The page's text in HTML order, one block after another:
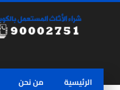
الرئيسية من نحن